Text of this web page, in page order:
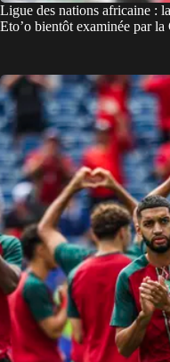
Ligue des nations africaine :
Eto’o bientôt examinée par